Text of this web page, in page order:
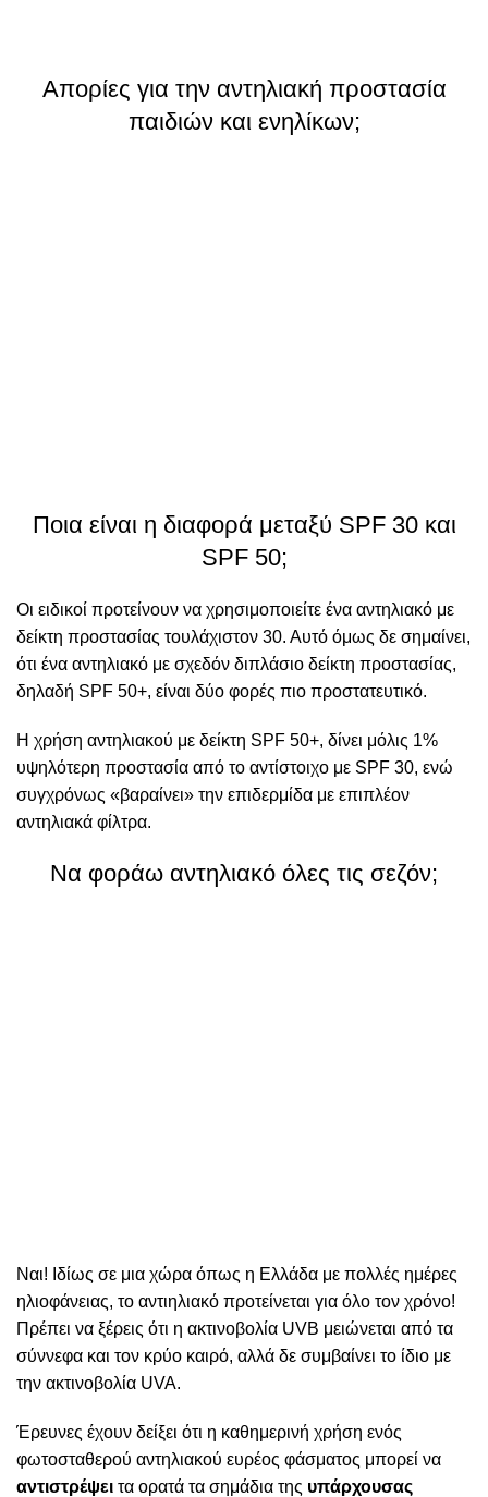
Απορίες για την αντηλιακή προστασία
παιδιών και ενηλίκων;
Ποια είναι η διαφορά μεταξύ SPF 30 και
SPF 50;
Οι ειδικοί προτείνουν να χρησιμοποιείτε ένα αντηλιακό με
δείκτη προστασίας τουλάχιστον 30. Αυτό όμως δε σημαίνει,
ότι ένα αντηλιακό με σχεδόν διπλάσιο δείκτη προστασίας,
δηλαδή SPF 50+, είναι δύο φορές πιο προστατευτικό.
H χρήση αντηλιακού με δείκτη SPF 50+, δίνει μόλις 1%
υψηλότερη προστασία από το αντίστοιχο με SPF 30, ενώ
συγχρόνως «βαραίνει» την επιδερμίδα με επιπλέον
αντηλιακά φίλτρα.
Να φοράω αντηλιακό όλες τις σεζόν;
Ναι! Ιδίως σε μια χώρα όπως η Ελλάδα με πολλές ημέρες
ηλιοφάνειας, το αντιηλιακό προτείνεται για όλο τον χρόνο!
Πρέπει να ξέρεις ότι η ακτινοβολία UVB μειώνεται από τα
σύννεφα και τον κρύο καιρό, αλλά δε συμβαίνει το ίδιο με
την ακτινοβολία UVA.
Έρευνες έχουν δείξει ότι η καθημερινή χρήση ενός
φωτοσταθερού αντηλιακού ευρέος φάσματος μπορεί να
αντιστρέψει τα ορατά τα σημάδια της υπάρχουσας